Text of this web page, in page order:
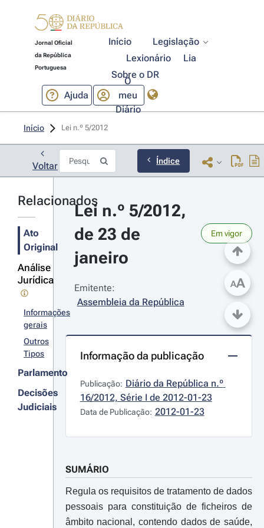
Jornal Oficial
da República
Portuguesa
Início
Legislação
Lexionário
Lia
Sobre o DR
Ajuda
O
meu
Diário
Início Lei n.º 5/2012
Voltar Índice
Relacionados
Ato
Original
Análise
Jurídica
Informações
gerais
Outros
Tipos
Parlamento
Decisões
Judiciais
Lei n.º 5/2012,
de 23 de
janeiro
Em vigor
Emitente:
Assembleia da República
Informação da publicação
Publicação: Diário da República n.º
16/2012, Série I de 2012-01-23
Data de Publicação: 2012-01-23
SUMÁRIO
Regula os requisitos de tratamento de dados
pessoais para constituição de ficheiros de
âmbito nacional, contendo dados de saúde,
AA